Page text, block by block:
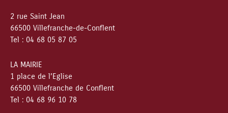
2 rue Saint Jean
66500 Villefranche-de-Conflent
Tel : 04 68 05 87 05
LA MAIRIE
1 place de l’Eglise
66500 Villefranche de Conflent
Tel : 04 68 96 10 78